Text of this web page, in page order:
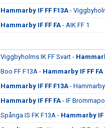
Hammarby IF FF F13A -
Hammarby IF FF FA - AIK FF 1
Viggbyholms IK FF Svart -
Boo FF F13A - Hammarby IF FF FA
Hammarby IF FF F13A -
Hammarby IF FF FA - IF
Spånga IS FK F13A - Hammarby IF